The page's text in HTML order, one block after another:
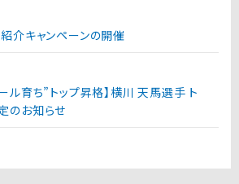
紹介キャンペーンの開催
ル育ち”トップ昇格】横川 天馬選手 ト
のお知らせ